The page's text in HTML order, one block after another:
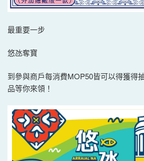
最重要一步
悠氹奪寶
到參與商戶每消費MOP50皆可以得獲得
品等你來領！